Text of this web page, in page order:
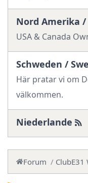
Nord Amerika
USA & Canada
Schweden /
Här pratar vi om
välkommen.
Niederlande
Forum